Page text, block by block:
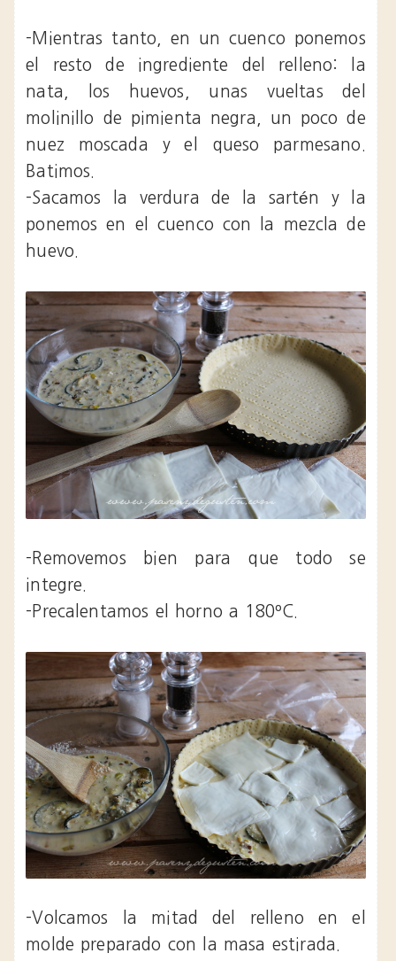
-Mientras tanto, en un cuenco ponemos
el resto de ingrediente del relleno: la
nata, los huevos, unas vueltas del
molinillo de pimienta negra, un poco de
nuez moscada y el queso parmesano.
Batimos.
-Sacamos la verdura de la sartén y la
ponemos en el cuenco con la mezcla de
huevo.
-Removemos bien para que todo se
integre.
-Precalentamos el horno a 180ºC.
-Volcamos la mitad del relleno en el
molde preparado con la masa estirada.